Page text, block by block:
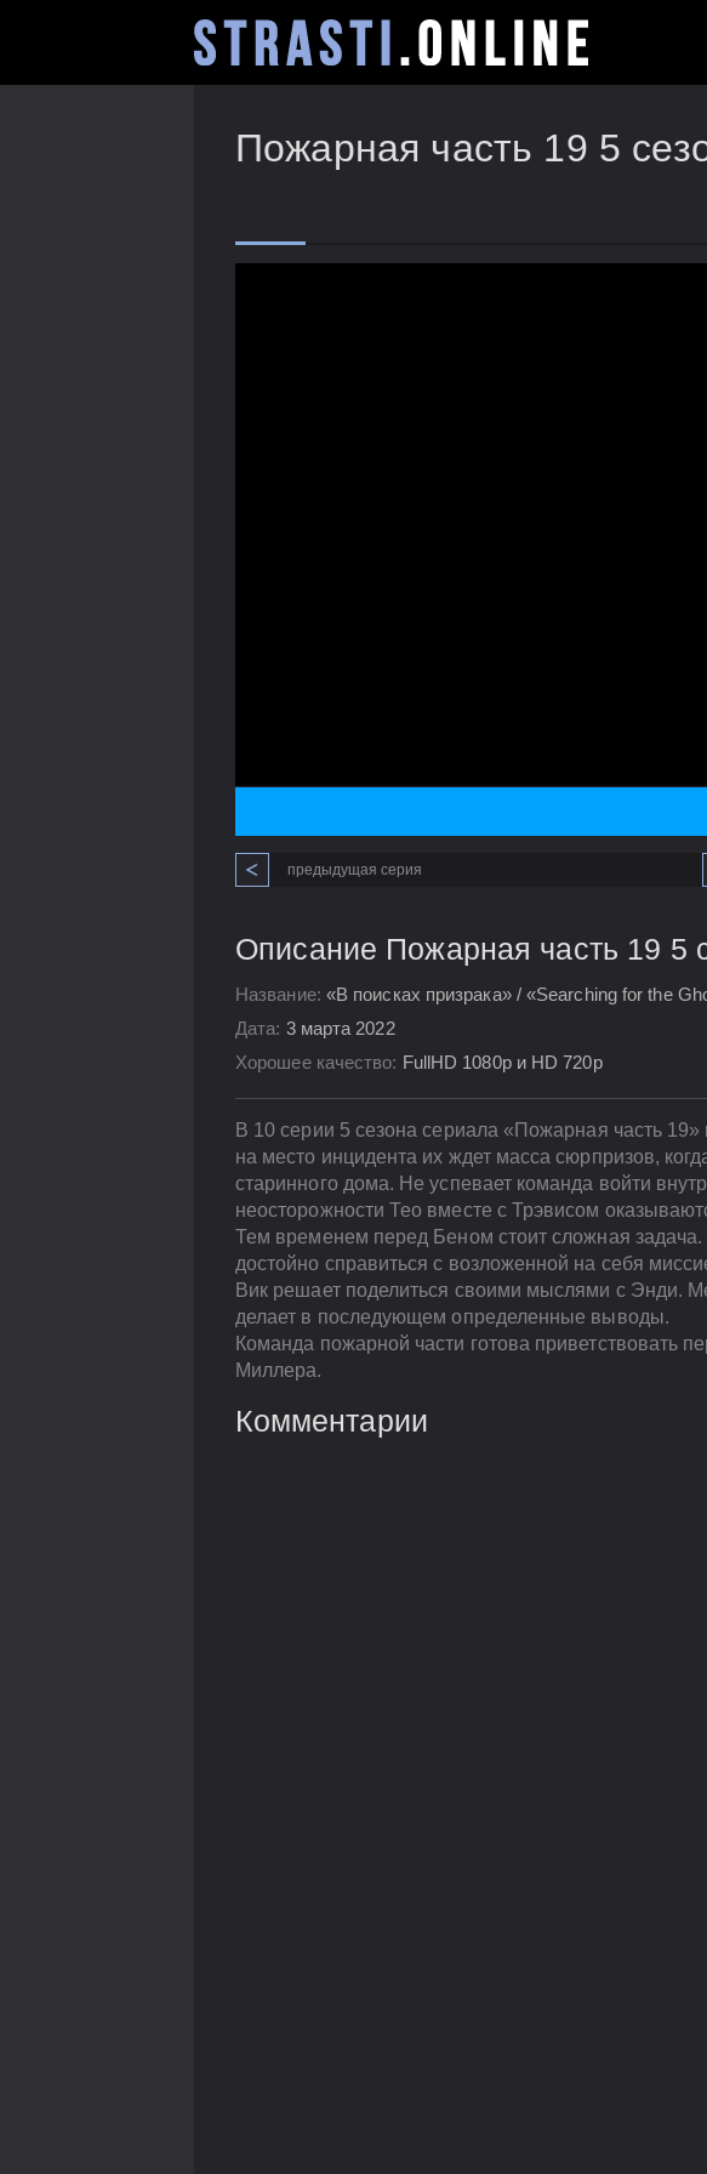
Пожарная часть 19 5
предыдущая серия
Описание Пожарная часть 19 5
Название: «В поисках призрака» / «Searching for the
Дата: 3 марта 2022
Хорошее качество: FullHD 1080p и HD 720p
В 10 серии 5 сезона сериала «Пожарная часть
на место инцидента их ждет масса сюрпризов,
старинного дома. Не успевает команда войти
неосторожности Тео вместе с Трэвисом
Тем временем перед Беном стоит сложная
достойно справиться с возложенной на себя
Вик решает поделиться своими мыслями с Энди.
делает в последующем определенные выводы.
Команда пожарной части готова приветствовать
Миллера.
Комментарии